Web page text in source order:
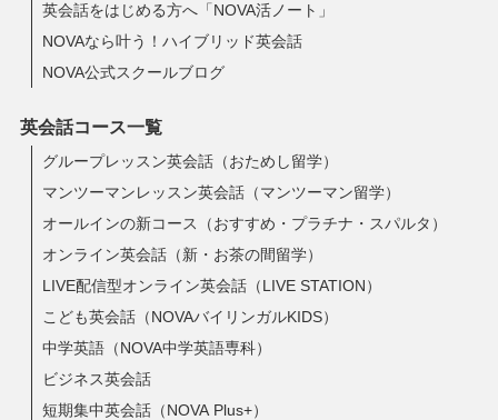
英会話をはじめる方へ「NOVA活ノート」
NOVAなら叶う！ハイブリッド英会話
NOVA公式スクールブログ
英会話コース一覧
グループレッスン英会話（おためし留学）
マンツーマンレッスン英会話（マンツーマン留学）
オールインの新コース（おすすめ・プラチナ・スパルタ）
オンライン英会話（新・お茶の間留学）
LIVE配信型オンライン英会話（LIVE STATION）
こども英会話（NOVAバイリンガルKIDS）
中学英語（NOVA中学英語専科）
ビジネス英会話
短期集中英会話（NOVA Plus+）